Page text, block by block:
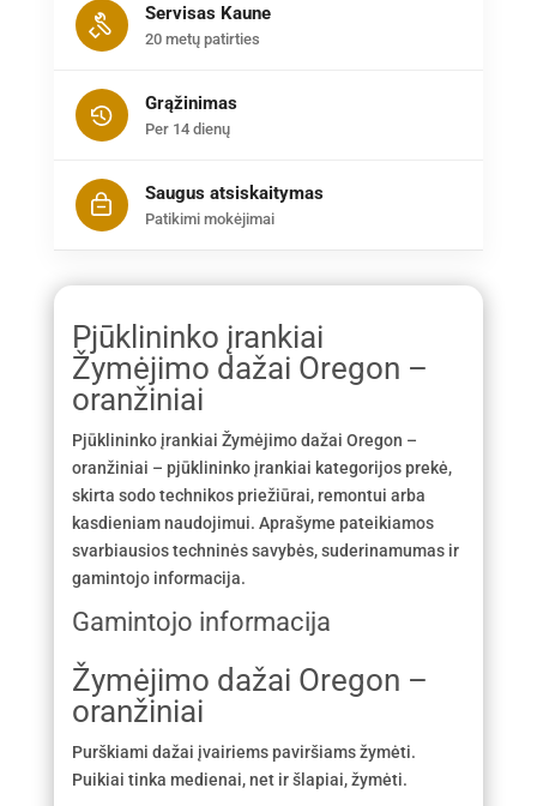
Servisas Kaune
20 metų patirties
Grąžinimas
Per 14 dienų
Saugus atsiskaitymas
Patikimi mokėjimai
Pjūklininko įrankiai
Žymėjimo dažai Oregon –
oranžiniai
Pjūklininko įrankiai Žymėjimo dažai Oregon –
oranžiniai – pjūklininko įrankiai kategorijos prekė,
skirta sodo technikos priežiūrai, remontui arba
kasdieniam naudojimui. Aprašyme pateikiamos
svarbiausios techninės savybės, suderinamumas ir
gamintojo informacija.
Gamintojo informacija
Žymėjimo dažai Oregon –
oranžiniai
Purškiami dažai įvairiems paviršiams žymėti.
Puikiai tinka medienai, net ir šlapiai, žymėti.